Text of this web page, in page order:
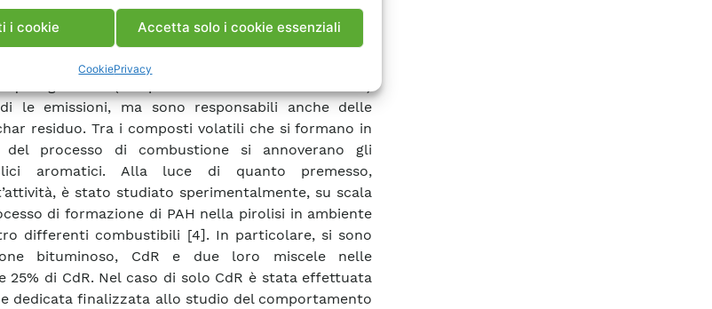
i cookie Accetta solo i cookie essenziali
CookiePrivacy
degli inquinanti. Ad esempio i meccanismi con i
del combustibile, influenzano
solo la formazione, la quantità e la composizione
le emissioni, ma sono responsabili anche delle
residuo. Tra i composti volatili che si formano in
processo di combustione si annoverano gli
aromatici. Alla luce di quanto premesso,
è stato studiato sperimentalmente, su scala
di formazione di PAH nella pirolisi in ambiente
differenti combustibili [4]. In particolare, si sono
bituminoso, CdR e due loro miscele nelle
25% di CdR. Nel caso di solo CdR è stata effettuata
dedicata finalizzata allo studio del comportamento